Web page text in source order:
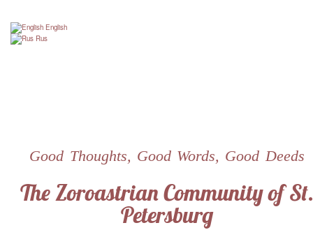
The Zoroastrian Community of St.
Petersburg
Good Thoughts, Good Words, Good Deeds
English
Rus